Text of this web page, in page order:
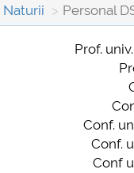
Personal
Prof.
Conf.
Conf.
Conf